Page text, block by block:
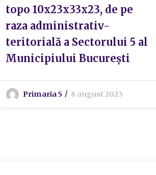
topo 10x23x33x23, de pe
raza administrativ-
teritorială a Sectorului 5 al
Municipiului București
Primaria 5 8 august 2023